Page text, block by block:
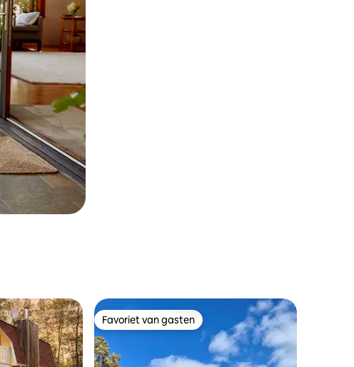
Favoriet van gasten
Favoriet van gasten